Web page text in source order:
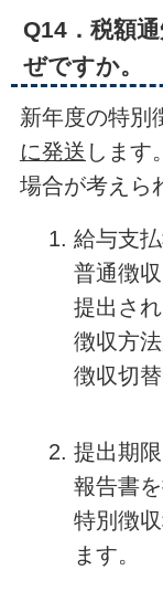
Q14．税額
ぜですか。
新年度の特別
に発送 します
場合が考えら
給与支
普通徴
提出さ
徴収方
徴収切
提出期
報告書を
特別徴
ます。